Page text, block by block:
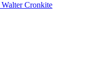
Walter Cronkite